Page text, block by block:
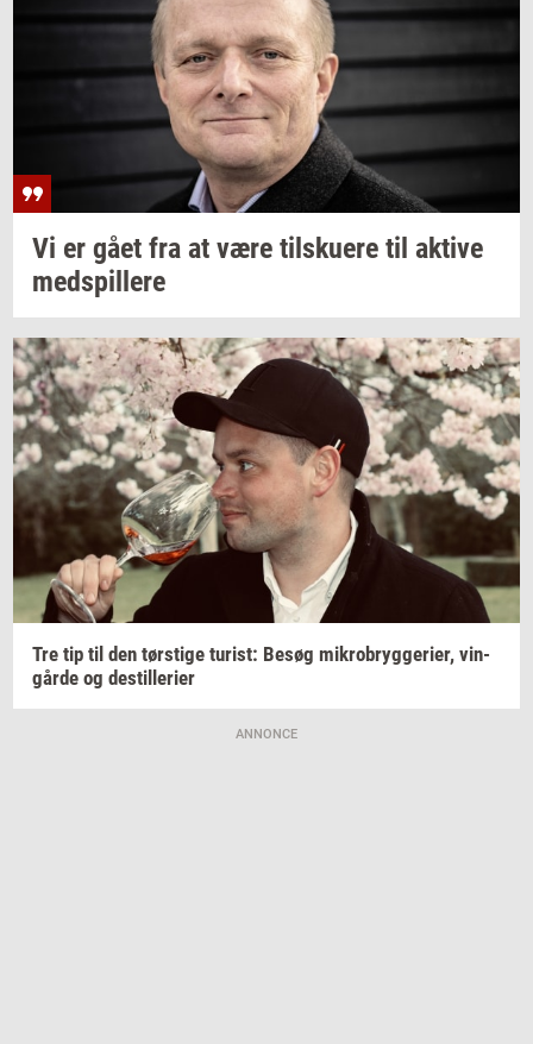
Vi er gået fra at være til­sku­e­re til ak­ti­ve
med­spil­le­re
Tre tip til den tørsti­ge turist: Besøg mi­kro­bryg­ge­ri­er, vin­
går­de og destil­le­ri­er
ANNONCE